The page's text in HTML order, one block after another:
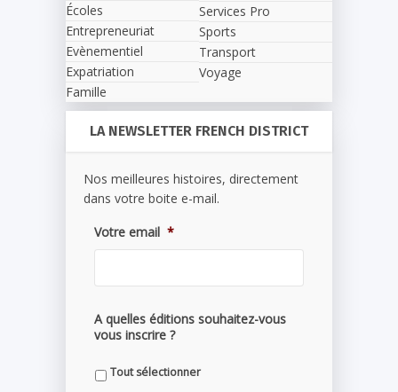
Écoles
Entrepreneuriat
Evènementiel
Expatriation
Famille
Services Pro
Sports
Transport
Voyage
LA NEWSLETTER FRENCH DISTRICT
Nos meilleures histoires, directement
dans votre boite e-mail.
Votre email *
A quelles éditions souhaitez-vous
vous inscrire ?
Tout sélectionner